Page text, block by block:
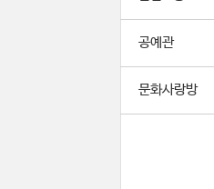
공예관
문화사랑방